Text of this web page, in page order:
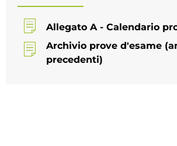
Allegato A - Calendario
Archivio prove d'esame
precedenti)